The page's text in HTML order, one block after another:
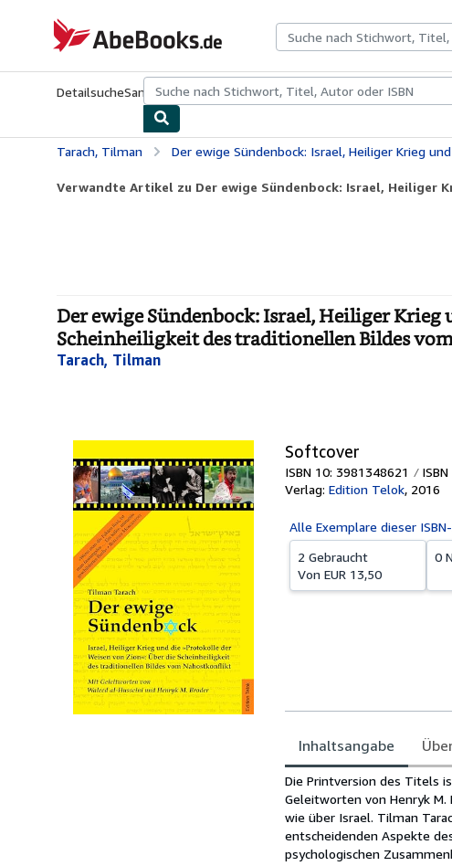
AbeBooks.de
DetailsucheSammlungenAntiquarische BücherKunst &
Tarach, Tilman Der ewige Sündenbock: Israel, Heiliger Krieg und die »Protokolle der Weisen von Zion« – Über die
Verwandte Artikel zu Der ewige Sündenbock: Israel, Heiliger
Der ewige Sündenbock: Israel, Heiliger Krieg
Scheinheiligkeit des traditionellen Bildes
Tarach, Tilman
Softcover
ISBN 10: 3981348621
ISBN
Verlag: Edition Telok, 2016
Alle Exemplare dieser
2 Gebraucht
Von EUR 13,50
0
Inhaltsangabe
Inhaltsangabe
Die Printversion des Titels
Geleitworten von Henryk M.
wie über Israel. Tilman
entscheidenden Aspekte
psychologischen